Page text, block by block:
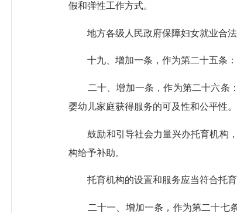
假和弹性工作方式。
地方各级人民政府保障妇女就业合法
十九、增加一条，作为第二十五条：“
二十、增加一条，作为第二十六条：
婴幼儿家庭获得服务的可及性和公平性。
鼓励和引导社会力量兴办托育机构，
构给予补助。
托育机构的设置和服务应当符合托育
二十一、增加一条，作为第二十七条